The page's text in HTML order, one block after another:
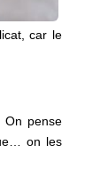
car le
On pense
on les